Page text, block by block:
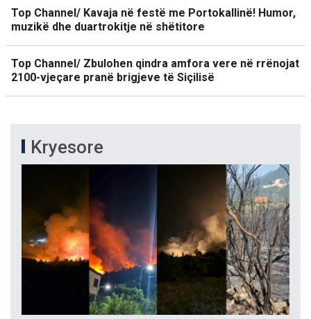
Top Channel/ Kavaja në festë me Portokallinë! Humor,
muzikë dhe duartrokitje në shëtitore
Top Channel/ Zbulohen qindra amfora vere në rrënojat
2100-vjeçare pranë brigjeve të Siçilisë
Kryesore